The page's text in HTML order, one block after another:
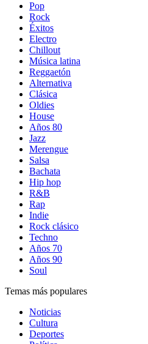
Pop
Rock
Éxitos
Electro
Chillout
Música latina
Reggaetón
Alternativa
Clásica
Oldies
House
Años 80
Jazz
Merengue
Salsa
Bachata
Hip hop
R&B
Rap
Indie
Rock clásico
Techno
Años 70
Años 90
Soul
Temas más populares
Noticias
Cultura
Deportes